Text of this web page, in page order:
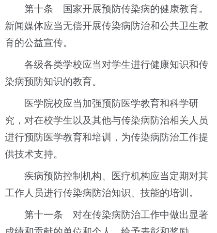
第十条 国家开展预防传染病的健康教育。
新闻媒体应当无偿开展传染病防治和公共卫生教
育的公益宣传。
各级各类学校应当对学生进行健康知识和传
染病预防知识的教育。
医学院校应当加强预防医学教育和科学研
究，对在校学生以及其他与传染病防治相关人员
进行预防医学教育和培训，为传染病防治工作提
供技术支持。
疾病预防控制机构、医疗机构应当定期对其
工作人员进行传染病防治知识、技能的培训。
第十一条 对在传染病防治工作中做出显著